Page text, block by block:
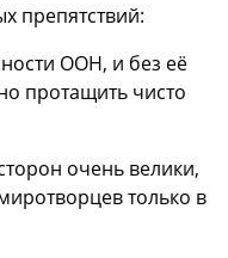
препятствий:
ООН, и без её
протащить чисто
очень велики,
только в